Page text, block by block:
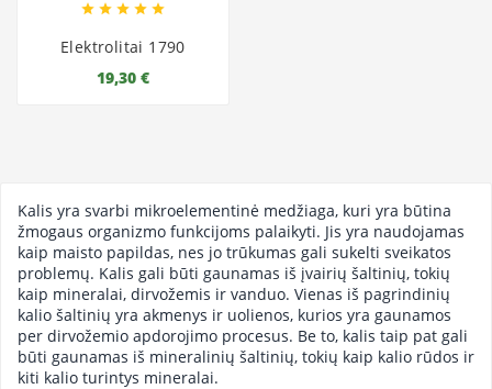
    
Elektrolitai 1790
19,30 €
Kalis yra svarbi mikroelementinė medžiaga, kuri yra būtina
žmogaus organizmo funkcijoms palaikyti. Jis yra naudojamas
kaip maisto papildas, nes jo trūkumas gali sukelti sveikatos
problemų. Kalis gali būti gaunamas iš įvairių šaltinių, tokių
kaip mineralai, dirvožemis ir vanduo. Vienas iš pagrindinių
kalio šaltinių yra akmenys ir uolienos, kurios yra gaunamos
per dirvožemio apdorojimo procesus. Be to, kalis taip pat gali
būti gaunamas iš mineralinių šaltinių, tokių kaip kalio rūdos ir
kiti kalio turintys mineralai.